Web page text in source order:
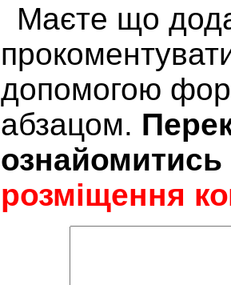
Маєте що
допомогою
абзацом.
розміщення